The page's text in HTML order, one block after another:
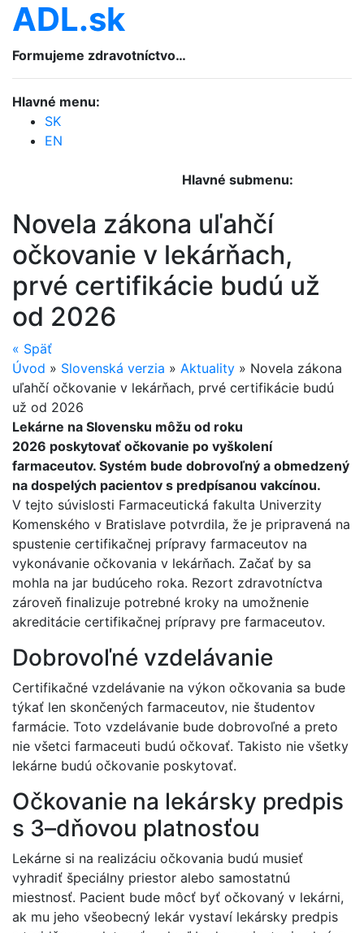
ADL.sk
Formujeme zdravotníctvo…
Hlavné menu:
SK
EN
Hlavné submenu:
Novela zákona uľahčí
očkovanie v lekárňach,
prvé certifikácie budú už
od 2026
« Späť
Úvod » Slovenská verzia » Aktuality » Novela zákona
uľahčí očkovanie v lekárňach, prvé certifikácie budú
už od 2026
Lekárne na Slovensku môžu od roku
2026 poskytovať očkovanie po vyškolení
farmaceutov. Systém bude dobrovoľný a obmedzený
na dospelých pacientov s predpísanou vakcínou.
V tejto súvislosti Farmaceutická fakulta Univerzity
Komenského v Bratislave potvrdila, že je pripravená na
spustenie certifikačnej prípravy farmaceutov na
vykonávanie očkovania v lekárňach. Začať by sa
mohla na jar budúceho roka. Rezort zdravotníctva
zároveň finalizuje potrebné kroky na umožnenie
akreditácie certifikačnej prípravy pre farmaceutov.
Dobrovoľné vzdelávanie
Certifikačné vzdelávanie na výkon očkovania sa bude
týkať len skončených farmaceutov, nie študentov
farmácie. Toto vzdelávanie bude dobrovoľné a preto
nie všetci farmaceuti budú očkovať. Takisto nie všetky
lekárne budú očkovanie poskytovať.
Očkovanie na lekársky predpis
s 3–dňovou platnosťou
Lekárne si na realizáciu očkovania budú musieť
vyhradiť špeciálny priestor alebo samostatnú
miestnosť. Pacient bude môcť byť očkovaný v lekárni,
ak mu jeho všeobecný lekár vystaví lekársky predpis